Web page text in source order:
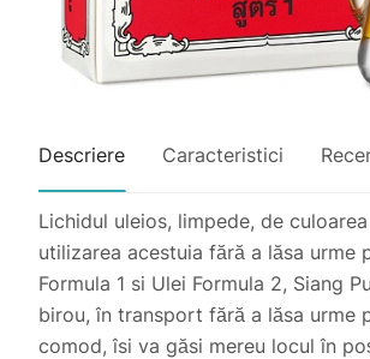
Descriere Caracteristici
Lichidul uleios, limpede, de
utilizarea acestuia fără a lăsa urme
Formula 1 si Ulei Formula 2, Siang
birou, în transport fără a lăsa urme
comod, îsi va găsi mereu locul în